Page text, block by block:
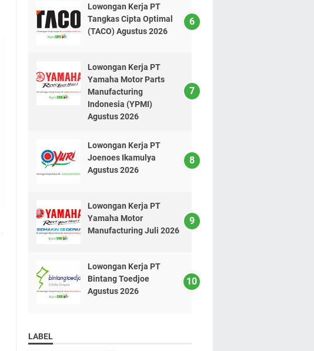
Lowongan Kerja PT
Tangkas Cipta Optimal
(TACO) Agustus 2026
Lowongan Kerja PT
Yamaha Motor Parts
Manufacturing
Indonesia (YPMI)
Agustus 2026
Lowongan Kerja PT
Joenoes Ikamulya
Agustus 2026
Lowongan Kerja PT
Yamaha Motor
Manufacturing Juli 2026
Lowongan Kerja PT
Bintang Toedjoe
Agustus 2026
LABEL